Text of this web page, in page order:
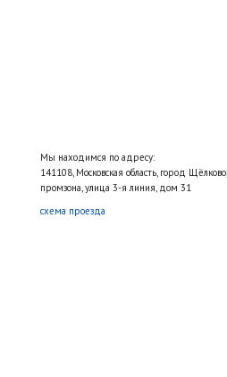
Мы находимся по адресу:
141108, Московская область, город Щёлково,
промзона, улица 3-я линия, дом 31
схема проезда